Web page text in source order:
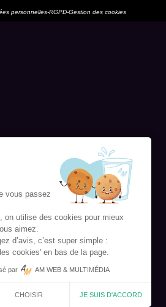
personnelles-RGPD-Gestion des cookies
vous passez
on utilise des cookies pour mieux
aimez.
d’avis, c’est super simple :
cookies' en bas de la page.
par AM WEB & MULTIMÉDIA
CHOISIR JE SUIS D'ACCORD